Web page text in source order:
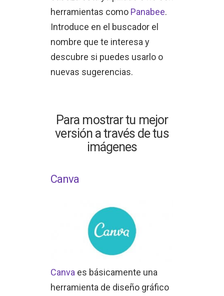
herramientas como Panabee.
Introduce en el buscador el
nombre que te interesa y
descubre si puedes usarlo o
nuevas sugerencias.
Para mostrar tu mejor
versión a través de tus
imágenes
Canva
Canvaes básicamente una
herramienta de diseño gráfico